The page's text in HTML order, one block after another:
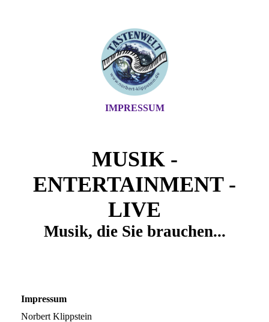
IMPRESSUM
MUSIK -
ENTERTAINMENT -
LIVE
Musik, die Sie brauchen...
Impressum
Norbert Klippstein